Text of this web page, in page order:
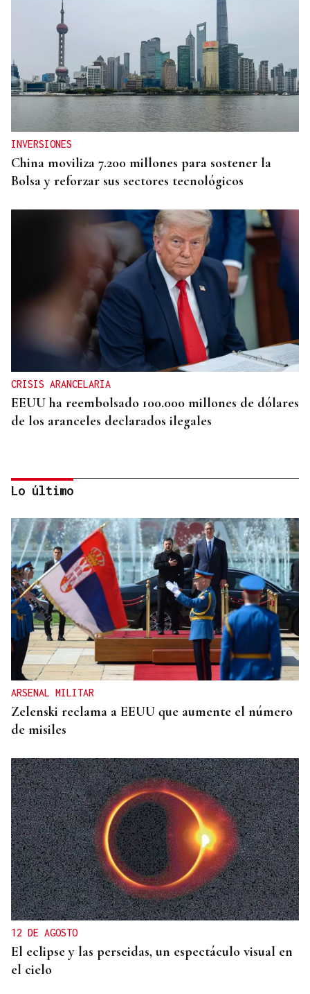
INVERSIONES
China moviliza 7.200 millones para sostener la
Bolsa y reforzar sus sectores tecnológicos
CRISIS ARANCELARIA
EEUU ha reembolsado 100.000 millones de dólares
de los aranceles declarados ilegales
HIDROCARBUROS
La OPEP+ sigue ampliando la oferta de petróleo
para estabilizar el mercado
Lo último
ARSENAL MILITAR
Zelenski reclama a EEUU que aumente el número
de misiles
12 DE AGOSTO
El eclipse y las perseidas, un espectáculo visual en
el cielo